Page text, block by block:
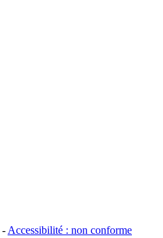
- Accessibilité : non conforme